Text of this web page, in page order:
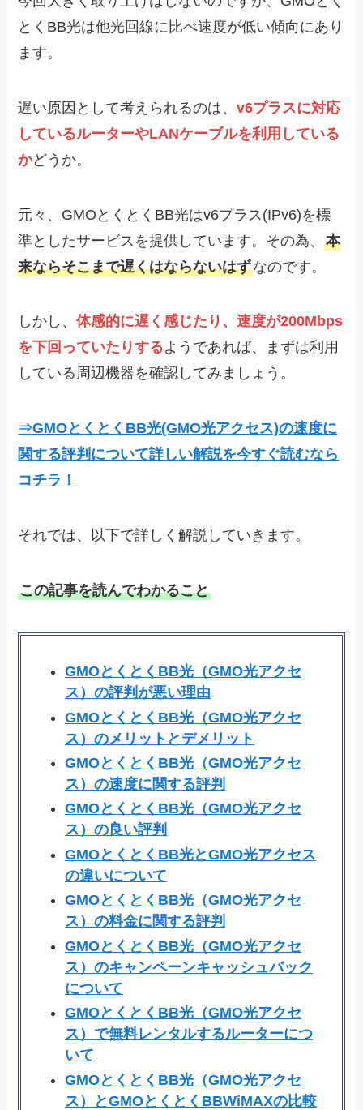
とくBB光は他光回線に比べ速度が低い傾向にあり
ます。
遅い原因として考えられるのは、v6プラスに対応
しているルーターやLANケーブルを利用している
かどうか。
元々、GMOとくとくBB光はv6プラス(IPv6)を標
準としたサービスを提供しています。その為、本
来ならそこまで遅くはならないはずなのです。
しかし、体感的に遅く感じたり、速度が200Mbps
を下回っていたりするようであれば、まずは利用
している周辺機器を確認してみましょう。
⇒GMOとくとくBB光(GMO光アクセス)の速度に
関する評判について詳しい解説を今すぐ読むなら
コチラ！
それでは、以下で詳しく解説していきます。
この記事を読んでわかること
GMOとくとくBB光（GMO光アクセ
ス）の評判が悪い理由
GMOとくとくBB光（GMO光アクセ
ス）のメリットとデメリット
GMOとくとくBB光（GMO光アクセ
ス）の速度に関する評判
GMOとくとくBB光（GMO光アクセ
ス）の良い評判
GMOとくとくBB光とGMO光アクセス
の違いについて
GMOとくとくBB光（GMO光アクセ
ス）の料金に関する評判
GMOとくとくBB光（GMO光アクセ
ス）のキャンペーンキャッシュバック
について
GMOとくとくBB光（GMO光アクセ
ス）で無料レンタルするルーターにつ
いて
GMOとくとくBB光（GMO光アクセ
ス）とGMOとくとくBBWiMAXの比較